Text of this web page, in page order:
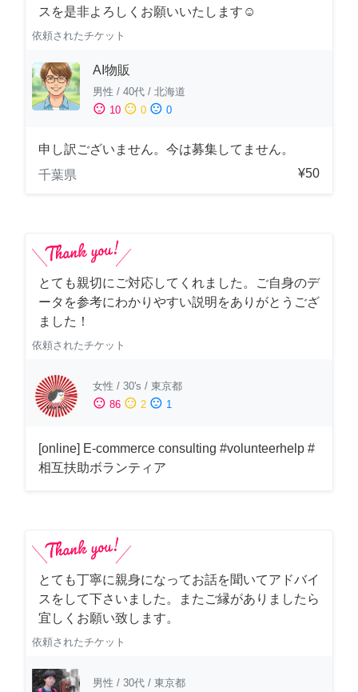
スを是非よろしくお願いいたします☺️
依頼されたチケット
AI物販
男性 / 40代 / 北海道
sentiment_satisfied 10 sentiment_neutral 0 sentiment_dissatisfied 0
申し訳ございません。今は募集してません。
千葉県
¥50
とても親切にご対応してくれました。ご自身のデ
ータを参考にわかりやすい説明をありがとうござ
ました！
依頼されたチケット
女性 / 30's / 東京都
sentiment_satisfied 86 sentiment_neutral 2 sentiment_dissatisfied 1
[online] E-commerce consulting #volunteerhelp #
相互扶助ボランティア
とても丁寧に親身になってお話を聞いてアドバイ
スをして下さいました。またご縁がありましたら
宜しくお願い致します。
依頼されたチケット
男性 / 30代 / 東京都